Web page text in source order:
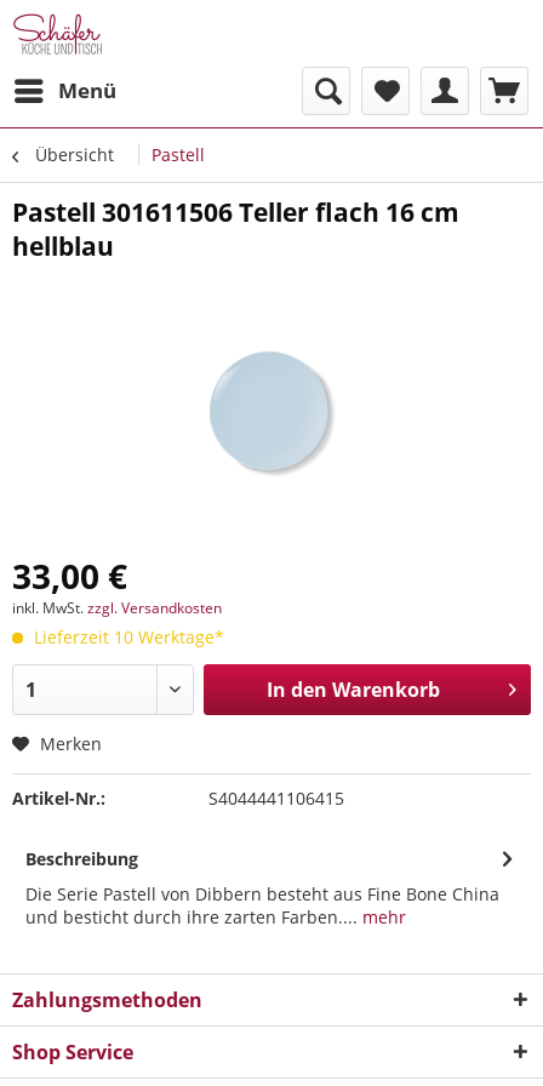
Menü
Übersicht Pastell
Pastell 301611506 Teller flach 16 cm
hellblau
33,00 €
inkl. MwSt.zzgl. Versandkosten
Lieferzeit 10 Werktage*
In den Warenkorb
Merken
Artikel-Nr.: S4044441106415
Beschreibung
Die Serie Pastell von Dibbern besteht aus Fine Bone China
und besticht durch ihre zarten Farben.... mehr
Zahlungsmethoden
Shop Service